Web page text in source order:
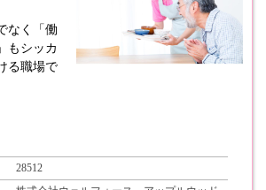
なく「働
もシッカ
る職場で
28512